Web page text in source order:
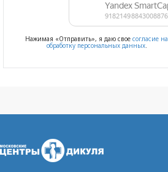
Нажимая «Отправить», я даю свое согласие на
обработку персональных данных.